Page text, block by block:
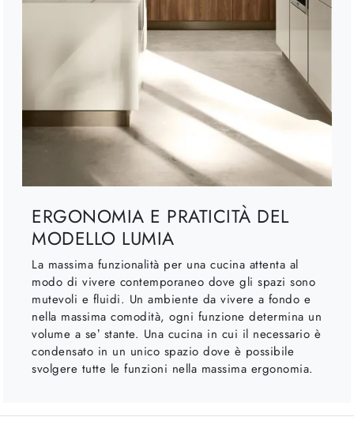
ERGONOMIA E PRATICITÀ DEL
MODELLO LUMIA
La massima funzionalità per una cucina attenta al
modo di vivere contemporaneo dove gli spazi sono
mutevoli e fluidi. Un ambiente da vivere a fondo e
nella massima comodità, ogni funzione determina un
volume a se’ stante. Una cucina in cui il necessario è
condensato in un unico spazio dove è possibile
svolgere tutte le funzioni nella massima ergonomia.